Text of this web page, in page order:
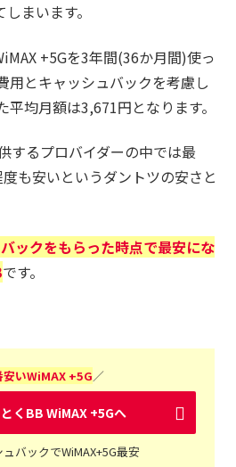
まいます。
+5Gを3年間(36か月間)使っ
用とキャッシュバックを考慮し
均月額は3,671円となります。
するプロバイダーの中では最
も安いというダントツの安さと
ックをもらった時点で最安にな
です。
安いWiMAX +5G／
くBB WiMAX +5Gへ
バックでWiMAX+5G最安